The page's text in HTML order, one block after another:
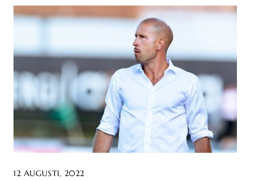
12 AUGUSTI, 2022